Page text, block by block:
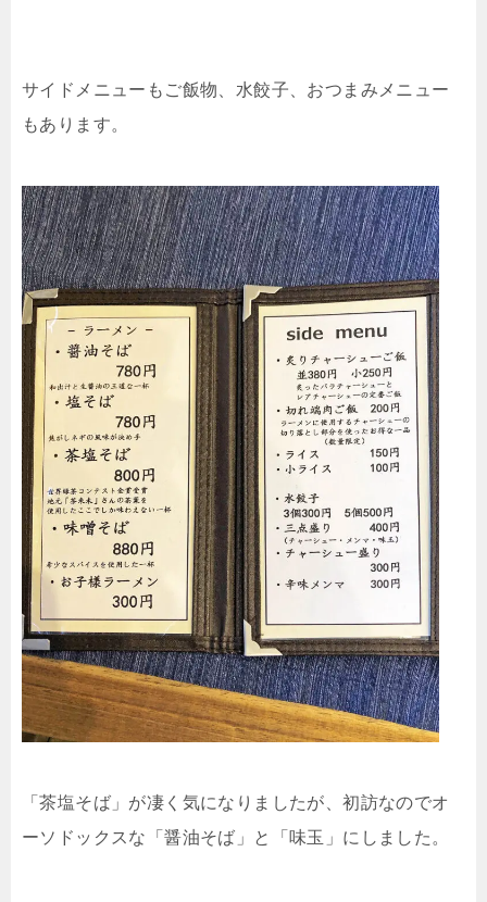
サイドメニューもご飯物、水餃子、おつまみメニュー
もあります。
「茶塩そば」が凄く気になりましたが、初訪なのでオ
ーソドックスな「醤油そば」と「味玉」にしました。